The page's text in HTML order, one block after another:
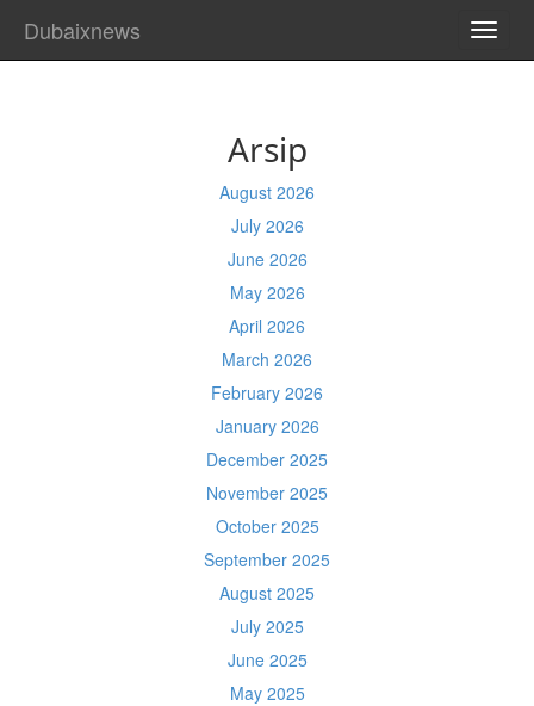
Dubaixnews
Arsip
August 2026
July 2026
June 2026
May 2026
April 2026
March 2026
February 2026
January 2026
December 2025
November 2025
October 2025
September 2025
August 2025
July 2025
June 2025
May 2025